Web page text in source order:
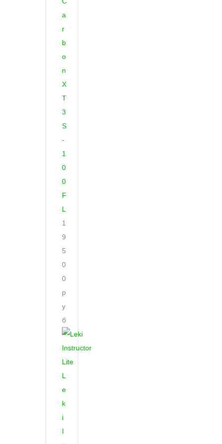
a
r
b
o
n
X
T
3
S
-
1
0
0
F
L
1
9
5
0
0
р
у
б
L
e
k
i
I